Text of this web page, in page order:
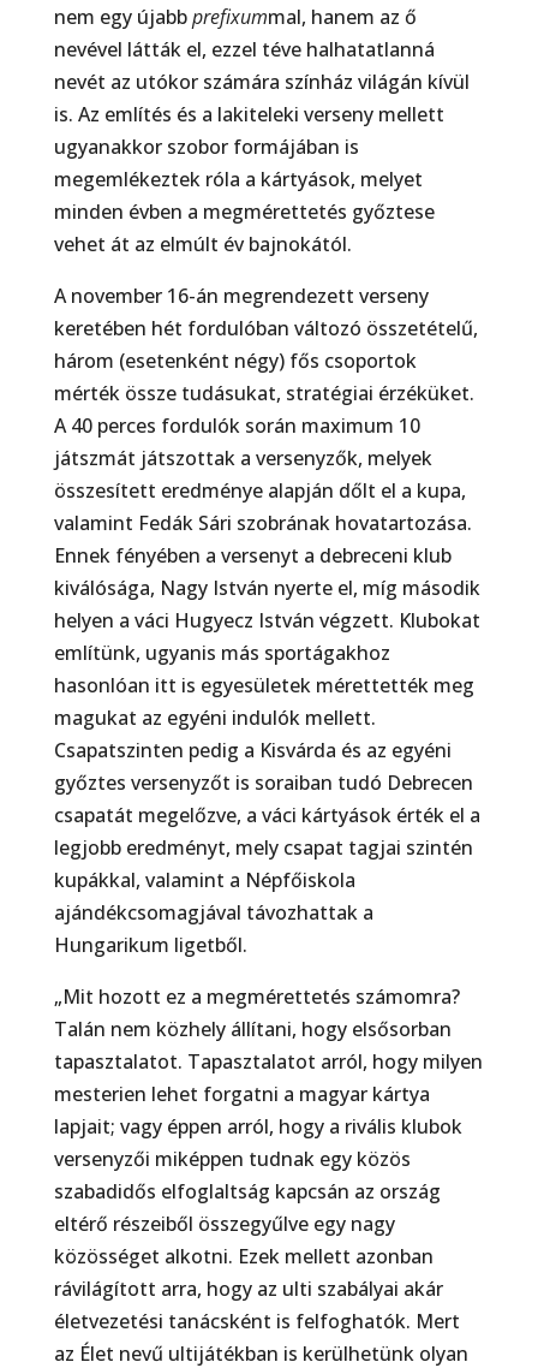
nem egy újabbprefixummal, hanem az ő
nevével látták el, ezzel téve halhatatlanná
nevét az utókor számára színház világán kívül
is. Az említés és a lakiteleki verseny mellett
ugyanakkor szobor formájában is
megemlékeztek róla a kártyások, melyet
minden évben a megmérettetés győztese
vehet át az elmúlt év bajnokától.
A november 16-án megrendezett verseny
keretében hét fordulóban változó összetételű,
három (esetenként négy) fős csoportok
mérték össze tudásukat, stratégiai érzéküket.
A 40 perces fordulók során maximum 10
játszmát játszottak a versenyzők, melyek
összesített eredménye alapján dőlt el a kupa,
valamint Fedák Sári szobrának hovatartozása.
Ennek fényében a versenyt a debreceni klub
kiválósága, Nagy István nyerte el, míg második
helyen a váci Hugyecz István végzett. Klubokat
említünk, ugyanis más sportágakhoz
hasonlóan itt is egyesü­letek mérettették meg
magukat az egyéni indulók mellett.
Csapatszinten pedig a Kisvárda és az egyéni
győztes versenyzőt is soraiban tudó Debrecen
csapatát megelőzve, a váci kártyások érték el a
legjobb eredményt, mely csapat tagjai szintén
kupákkal, valamint a Népfőiskola
ajándékcsomagjá­val távozhattak a
Hungarikum ligetből.
„Mit hozott ez a megmérettetés számomra?
Talán nem közhely állítani, hogy elsősorban
tapasztala­tot. Tapasztalatot arról, hogy milyen
mesterien lehet forgatni a magyar kártya
lapjait; vagy éppen arról, hogy a rivális klubok
versenyzői miképpen tudnak egy közös
szabadidős elfoglaltság kapcsán az ország
eltérő részeiből összegyűlve egy nagy
közösséget alkotni. Ezek mellett azonban
rávilágított arra, hogy az ulti szabályai akár
életvezetési tanácsként is felfog­hatók. Mert
az Élet nevű ultijátékban is kerülhetünk olyan